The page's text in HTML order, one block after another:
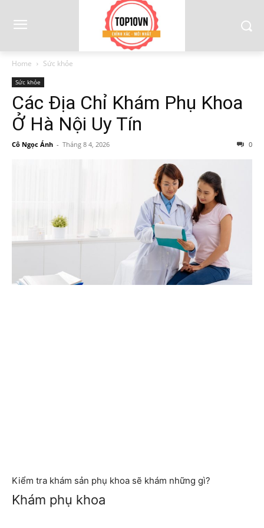
Home Sức khỏe
Sức khỏe
Các Địa Chỉ Khám Phụ Khoa
Ở Hà Nội Uy Tín
Cô Ngọc Ánh - Tháng 8 4, 2026 0
Kiểm tra khám sản phụ khoa sẽ khám những gì?
Khám phụ khoa